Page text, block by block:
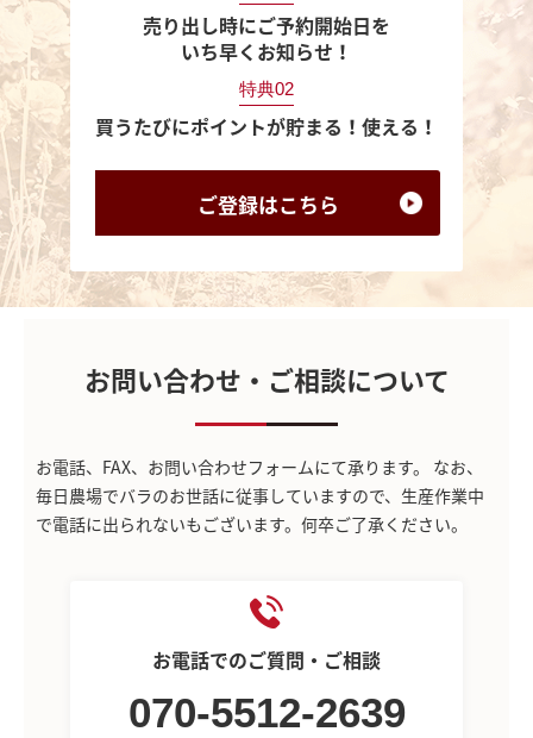
売り出し時にご予約開始日を
いち早くお知らせ！
特典02
買うたびにポイントが貯まる！使える！
ご登録はこちら
お問い合わせ・ご相談について
お電話、FAX、お問い合わせフォームにて承ります。
なお、
毎日農場でバラのお世話に従事していますので、生産作業中
で電話に出られないもございます。何卒ご了承ください。
お電話でのご質問・ご相談
070-5512-2639